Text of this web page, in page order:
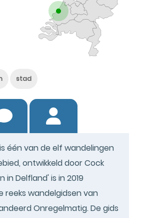
stad
één van de elf wandelingen
ontwikkeld door Cock
in Delfland' is in 2019
reeks wandelgidsen van
Onregelmatig. De gids